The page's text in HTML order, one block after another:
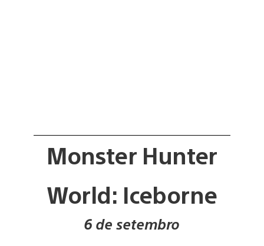
Monster Hunter
World: Iceborne
6 de setembro